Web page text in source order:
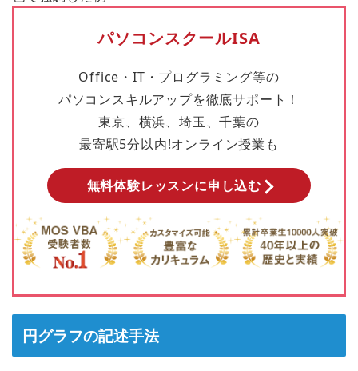
パソコンスクールISA
Office・IT・プログラミング等の
パソコンスキルアップを徹底サポート！
東京、横浜、埼玉、千葉の
最寄駅5分以内!オンライン授業も
無料体験レッスンに申し込む
円グラフの記述手法